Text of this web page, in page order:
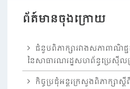
ព័ត៍មានចុងក្រោយ
ជំនួបពិភាក្សារវាងសភាពាណិជ្ជ
នៃសាធារណរដ្ឋសហព័ន្ធប្រេស៊ីលប្
កិច្ចប្រជុំអន្តរក្រសួងពិភាក្សាស្